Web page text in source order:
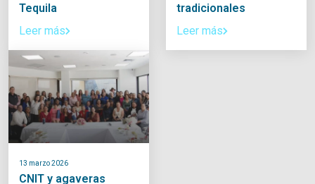
Tequila
Leer más
tradicionales
Leer más
13 marzo 2026
CNIT y agaveras